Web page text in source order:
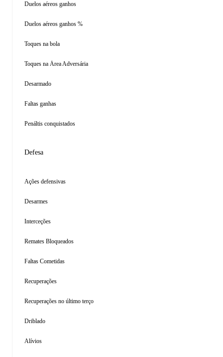
Duelos aéreos ganhos
Duelos aéreos ganhos %
Toques na bola
Toques na Área Adversária
Desarmado
Faltas ganhas
Penáltis conquistados
Defesa
Ações defensivas
Desarmes
Interceções
Remates Bloqueados
Faltas Cometidas
Recuperações
Recuperações no último terço
Driblado
Alívios